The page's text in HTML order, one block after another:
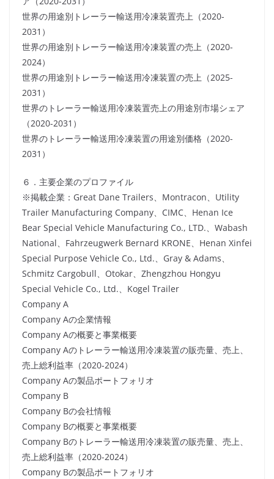
世界の用途別トレーラー輸送用冷凍装置売上（2020-
2031）
世界の用途別トレーラー輸送用冷凍装置の売上（2020-
2024）
世界の用途別トレーラー輸送用冷凍装置の売上（2025-
2031）
世界のトレーラー輸送用冷凍装置売上の用途別市場シェア
（2020-2031）
世界のトレーラー輸送用冷凍装置の用途別価格（2020-
2031）
６．主要企業のプロファイル
※掲載企業：Great Dane Trailers、Montracon、Utility
Trailer Manufacturing Company、CIMC、Henan Ice
Bear Special Vehicle Manufacturing Co., LTD.、Wabash
National、Fahrzeugwerk Bernard KRONE、Henan Xinfei
Special Purpose Vehicle Co., Ltd.、Gray & Adams、
Schmitz Cargobull、Otokar、Zhengzhou Hongyu
Special Vehicle Co., Ltd.、Kogel Trailer
Company A
Company Aの企業情報
Company Aの概要と事業概要
Company Aのトレーラー輸送用冷凍装置の販売量、売上、
売上総利益率（2020-2024）
Company Aの製品ポートフォリオ
Company B
Company Bの会社情報
Company Bの概要と事業概要
Company Bのトレーラー輸送用冷凍装置の販売量、売上、
売上総利益率（2020-2024）
Company Bの製品ポートフォリオ